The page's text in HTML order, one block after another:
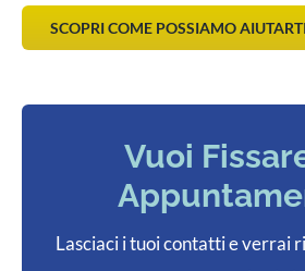
SCOPRI COME POSSIAMO
Vuoi
Lasciaci i tuoi contatti e verrai